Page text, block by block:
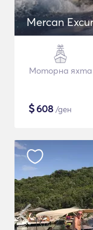
Mercan
Моторна яхта
$608 /ден